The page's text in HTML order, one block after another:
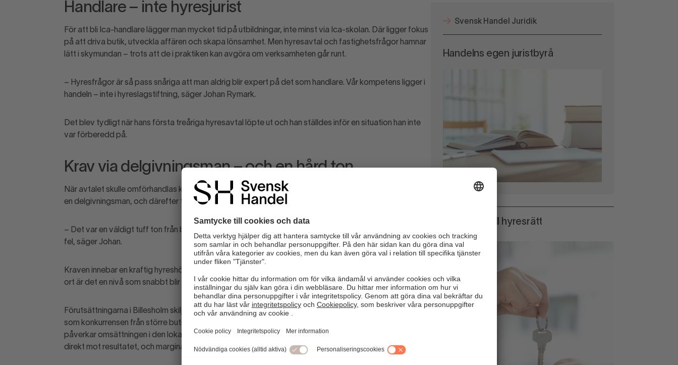
Handlare – inte hyresjurist
För att bli Ica-handlare lägger man mycket tid på utbildningar, inte minst via Ica-skolan. Där ligger fokus
på att driva butik, utveckla affären och skapa lönsamhet. Men hyresavtal och fastighetsfrågor hamnar
lätt i skymundan – trots att de i praktiken kan avgöra om verksamheten går runt.
– Hyresfrågor är så pass snåriga att man aldrig blir expert på det som handlare. Vår kompetens ligger i
handeln – inte i hyreslagstiftning, säger Johan Rymark.
Det blev tydligt när hans första treåriga hyresavtal löpte ut och han ställdes inför en situation han inte
var förberedd på.
Krav via delgivningsman – och en hård ton
När avtalet skulle omförhandlas kom kraven utan någon inledande dialog. Hyresvärden gick direkt via
en delgivningsman, och därefter tog en advokat över kommunikationen.
– Det var en väldigt tuff ton från början. Det kändes obehagligt, nästan som att man hade gjort något
fel, säger Johan.
Kraven innebar en kraftig hyreshöjning – i praktiken minst en fördubbling. För en mindre butik på en liten
ort är det en nivå som snabbt blir avgörande för hela verksamheten.
Förutsättningarna i Billesholm skiljer sig tydligt från större städer. Kundunderlaget är mindre, samtidigt
som konkurrensen från större butiker i grannstäderna är stark. Många åker dit för att storhandla, vilket
påverkar omsättningen i den lokala butiken. Det gör verksamheten sårbar. Varje kostnadsökning slår
direkt mot resultatet, och marginalerna lämnar liten säkerhetsmarginal.
Svensk Handel Juridik
Handelns egen juristbyrå
Kommersiell hyresrätt